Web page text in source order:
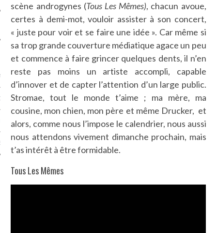
CARAVELLE
CARAVELLE
PODCAST
scène androgynes (Tous Les Mêmes), chacun avoue,
certes à demi-mot, vouloir assister à son concert,
« juste pour voir et se faire une idée ». Car même si
sa trop grande couverture médiatique agace un peu
et commence à faire grincer quelques dents, il n’en
reste pas moins un artiste accompli, capable
d’innover et de capter l’attention d’un large public.
Stromae, tout le monde t’aime ; ma mère, ma
cousine, mon chien, mon père et même Drucker, et
alors, comme nous l’impose le calendrier, nous aussi
nous attendons vivement dimanche prochain, mais
t’as intérêt à être formidable.
Tous Les Mêmes